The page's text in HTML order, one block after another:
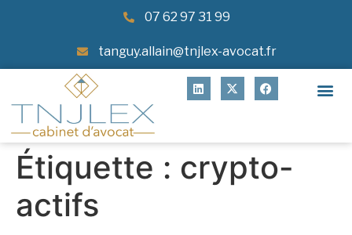
07 62 97 31 99
tanguy.allain@tnjlex-avocat.fr
Étiquette : crypto-
actifs